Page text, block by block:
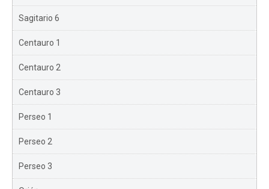
Sagitario 6
Centauro 1
Centauro 2
Centauro 3
Perseo 1
Perseo 2
Perseo 3